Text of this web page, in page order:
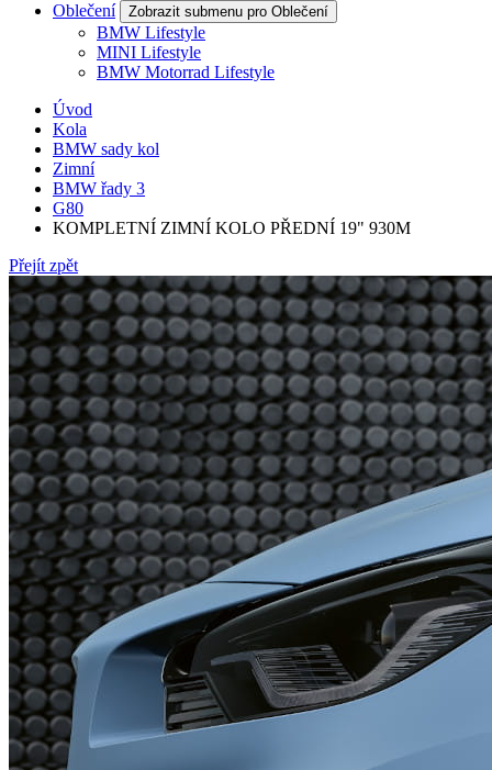
Oblečení
Zobrazit submenu pro Oblečení
BMW Lifestyle
MINI Lifestyle
BMW Motorrad Lifestyle
Úvod
Kola
BMW sady kol
Zimní
BMW řady 3
G80
KOMPLETNÍ ZIMNÍ KOLO PŘEDNÍ 19" 930M
Přejít zpět